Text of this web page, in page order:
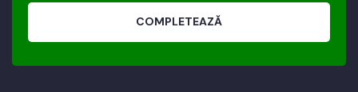
COMPLETEAZĂ